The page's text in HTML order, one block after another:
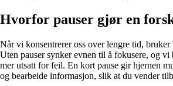
Hvorfor pauser gjør en
Når vi konsentrerer oss over lengre tid, bruker
Uten pauser synker evnen til å fokusere, og vi
mer utsatt for feil. En kort pause gir hjernen
og bearbeide informasjon, slik at du vender